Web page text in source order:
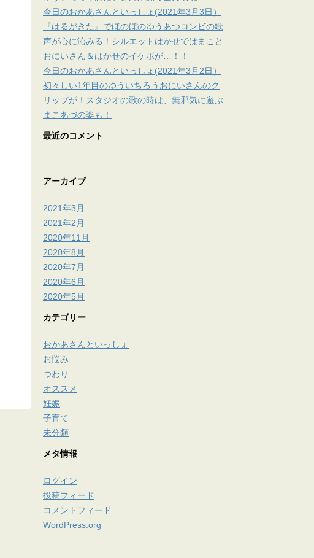
今日のおかあさんといっしょ(2021年3月3日）
『はるがきた』でほのぼのゆうあつコンビの歌
声が心に沁みる！シルエットはかせではまこと
おにいさん＆はかせのイケボが…！！
今日のおかあさんといっしょ(2021年3月2日）
初々しい1年目のゆういちろうおにいさんのク
リップが！スタジオの歌の時は、無邪気に遊ぶ
まこあづの姿も！
最近のコメント
アーカイブ
2021年3月
2021年2月
2020年11月
2020年8月
2020年7月
2020年6月
2020年5月
カテゴリー
おかあさんといっしょ
お悩み
つわり
オススメ
妊娠
子育て
未分類
メタ情報
ログイン
投稿フィード
コメントフィード
WordPress.org